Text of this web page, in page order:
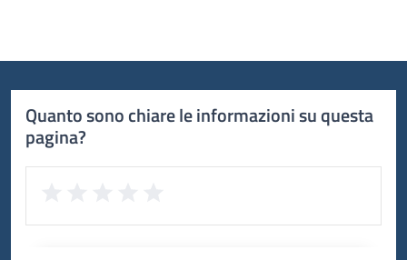
Quanto sono chiare le informazioni su questa
pagina?